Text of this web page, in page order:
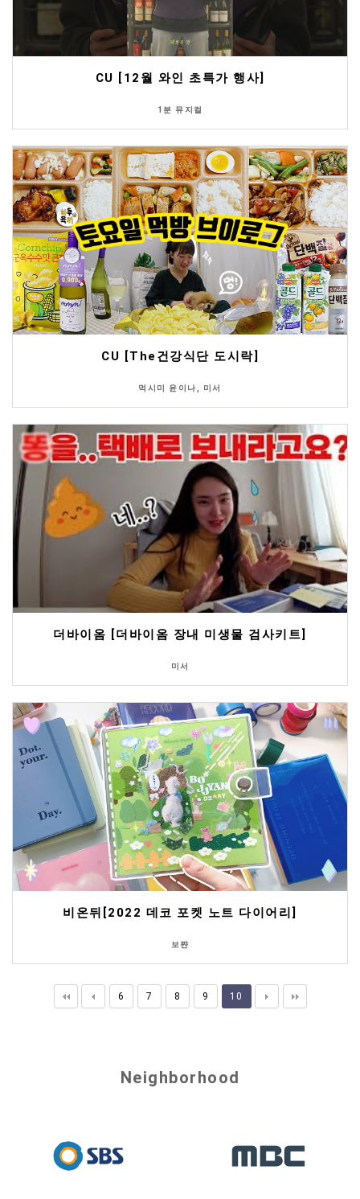
CU [12월 와인 초특가 행사]
1분 뮤지컬
CU [The건강식단 도시락]
먹시미 윤이나, 미서
더바이옴 [더바이옴 장내 미생물 검사키트]
미서
비온뒤[2022 데코 포켓 노트 다이어리]
보쨘
6 7 8 9 10
Neighborhood